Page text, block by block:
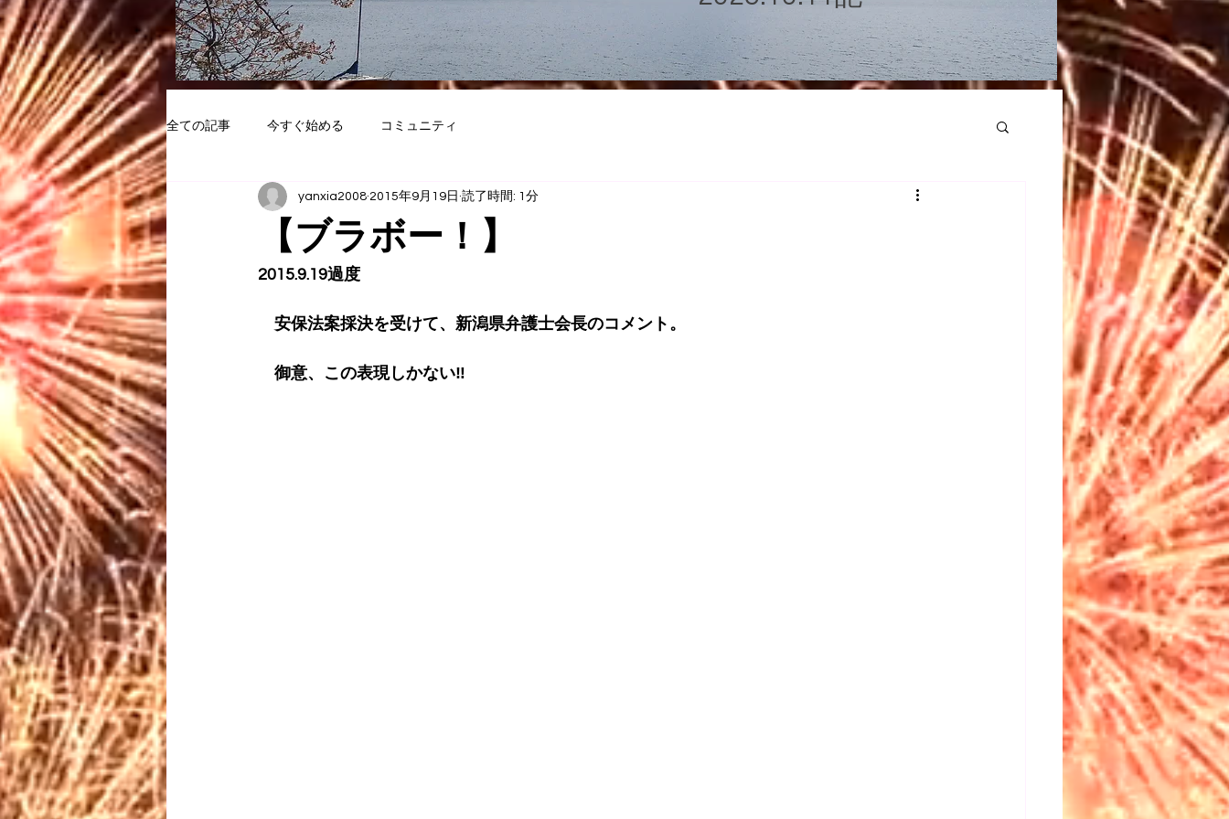
全ての記事 今すぐ始める コミュニティ
【ブラボー！】
yanxia2008 2015年9月19日 読了時間: 1分
2015.9.19過度
安保法案採決を受けて、新潟県弁護士会長のコメント。
御意、この表現しかない‼︎